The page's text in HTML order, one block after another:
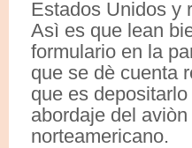
Estados Unidos y
Asì es que lean
formulario en la
que se dè cuenta
que es
abordaje del
norteamericano.